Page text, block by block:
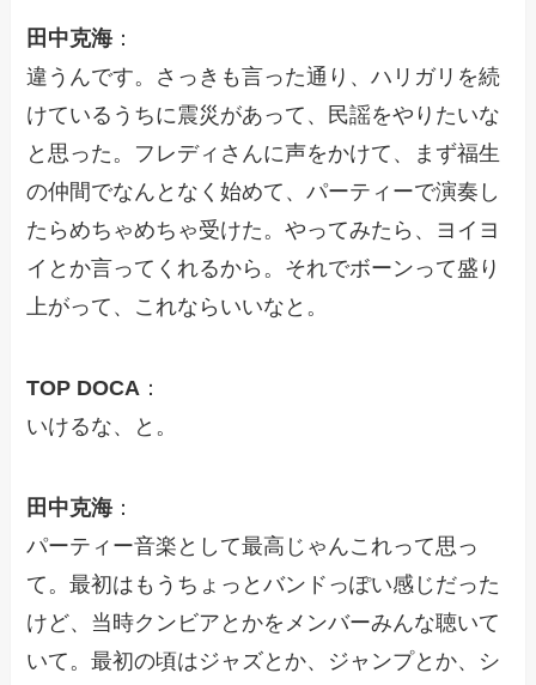
田中克海 ：
違うんです。さっきも言った通り、ハリガリを続
けているうちに震災があって、民謡をやりたいな
と思った。フレディさんに声をかけて、まず福生
の仲間でなんとなく始めて、パーティーで演奏し
たらめちゃめちゃ受けた。やってみたら、ヨイヨ
イとか言ってくれるから。それでボーンって盛り
上がって、これならいいなと。
TOP DOCA ：
いけるな、と。
田中克海 ：
パーティー音楽として最高じゃんこれって思っ
て。最初はもうちょっとバンドっぽい感じだった
けど、当時クンビアとかをメンバーみんな聴いて
いて。最初の頃はジャズとか、ジャンプとか、シ